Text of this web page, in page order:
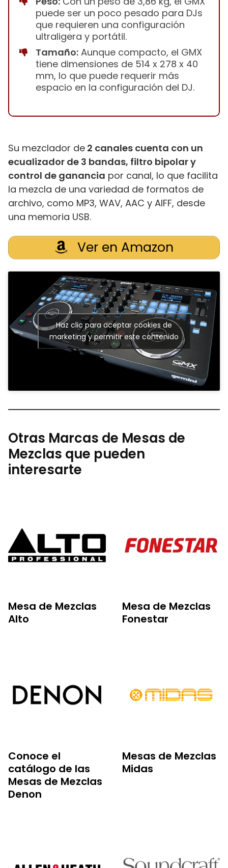
puede ser un poco pesado para DJs
que requieren una configuración
ultraligera y portátil.
Tamaño: Aunque compacto, el GMX
tiene dimensiones de 514 x 278 x 40
mm, lo que puede requerir más
espacio en la configuración del DJ.
Su mezclador de 2 canales cuenta con un
ecualizador de 3 bandas, filtro bipolar y
control de ganancia por canal, lo que facilita
la mezcla de una variedad de formatos de
archivo, como MP3, WAV, AAC y AIFF, desde
una memoria USB.
Ver en Amazon
Haz clic para aceptar cookies de
marketing y permitir este contenido
Otras Marcas de Mesas de
Mezclas que pueden
interesarte
Mesa de Mezclas
Alto
Mesa de Mezclas
Fonestar
Conoce el
catálogo de las
Mesas de Mezclas
Denon
Mesas de Mezclas
Midas